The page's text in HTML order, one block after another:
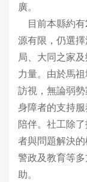
廣。
目前本縣約有
源有限，仍選
局、大同之家
力量。由於馬
訪視，無論弱
身障者的支持
陪伴。社工除
者與問題解決的
警政及教育等
助。